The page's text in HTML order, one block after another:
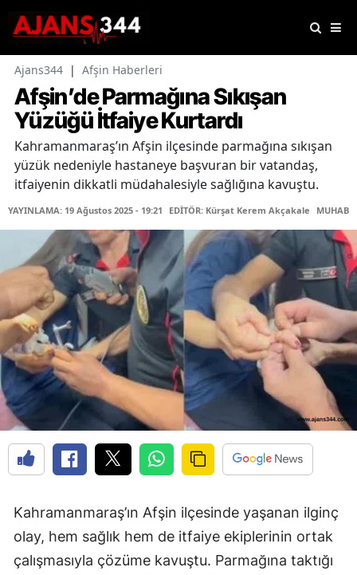
Ajans344 | Afşin Haberleri
Afşin’de Parmağına Sıkışan
Yüzüğü İtfaiye Kurtardı
Kahramanmaraş’ın Afşin ilçesinde parmağına sıkışan
yüzük nedeniyle hastaneye başvuran bir vatandaş,
itfaiyenin dikkatli müdahalesiyle sağlığına kavuştu.
YAYINLAMA: 19 Ağustos 2025 - 19:21 EDİTÖR: Kürşat Kerem Akçakale
Kahramanmaraş’ın Afşin ilçesinde yaşanan ilginç
olay, hem sağlık hem de itfaiye ekiplerinin ortak
çalışmasıyla çözüme kavuştu. Parmağına taktığı